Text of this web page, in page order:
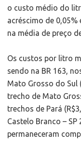
o custo médio do
acréscimo de 0,05%
na média de preço
Os custos por litro
sendo na BR 163,
Mato Grosso do Sul
trecho de Mato
trechos de Pará
Castelo Branco – SP
permaneceram